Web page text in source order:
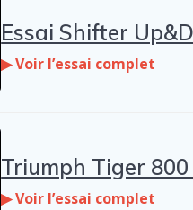
Essai Shifter
▶ Voir l’essai complet
Triumph Tiger
▶ Voir l’essai complet